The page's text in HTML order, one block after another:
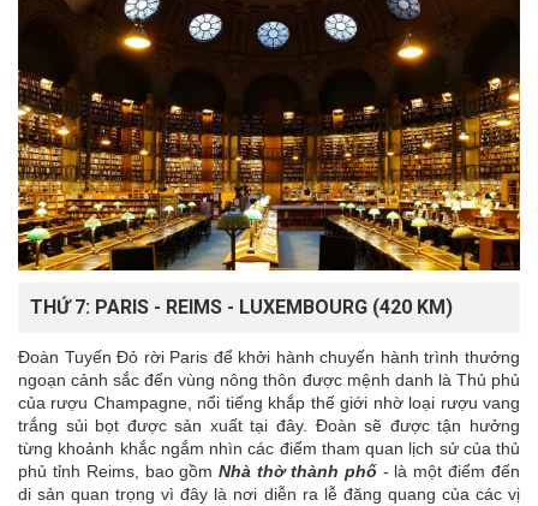
THỨ 7: PARIS - REIMS - LUXEMBOURG (420 KM)
Đoàn Tuyến Đỏ rời Paris để khởi hành chuyến hành trình thưởng
ngoạn cảnh sắc đến vùng nông thôn được mệnh danh là Thủ phủ
của rượu Champagne, nổi tiếng khắp thế giới nhờ loại rượu vang
trắng sủi bọt được sản xuất tại đây. Đoàn sẽ được tận hưởng
từng khoảnh khắc ngắm nhìn các điểm tham quan lịch sử của thủ
phủ tỉnh Reims, bao gồmNhà thờ thành phố- là một điểm đến
di sản quan trọng vì đây là nơi diễn ra lễ đăng quang của các vị